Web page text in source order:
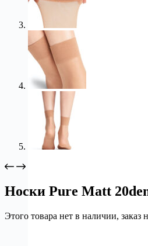
Носки Pure Matt
Этого товара нет в наличии, заказ